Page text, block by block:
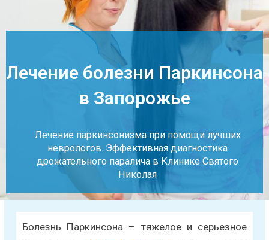
Лечение болезни Паркинсона
в Запорожье
Лечение паркинсонизма при помощи лучших
неврологов. Эффективная диагностика
дрожательного паралича в Клинике Святого
Николая
Болезнь Паркинсона – тяжелое и серьезное